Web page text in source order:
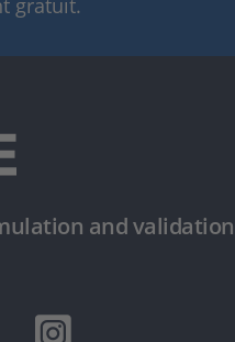
gratuit.
and validation